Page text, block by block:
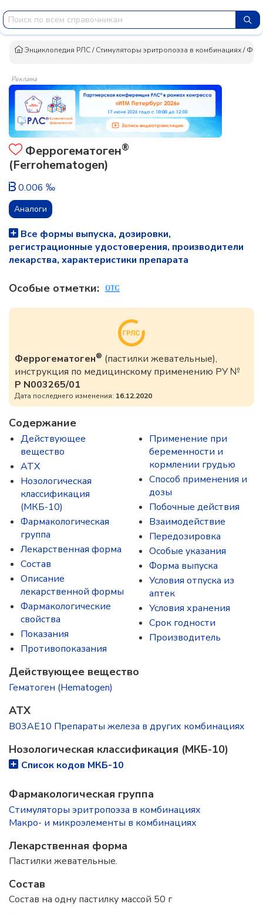
Энциклопедия РЛС/Стимуляторы эритропоэза в комбинациях/
Реклама
Феррогематоген®
(Ferrohematogen)
0.006 ‰
Аналоги
Все формы выпуска, дозировки,
регистрационные удостоверения, производители
лекарства, характеристики препарата
Особые отметки:
Феррогематоген® (пастилки жевательные),
инструкция по медицинскому применению РУ №
Р N003265/01
Дата последнего изменения: 16.12.2020
Содержание
Действующее
вещество
ATX
Нозологическая
классификация
(МКБ-10)
Фармакологическая
группа
Лекарственная форма
Состав
Описание
лекарственной формы
Фармакологические
свойства
Показания
Противопоказания
Применение при
беременности и
кормлении грудью
Способ применения и
дозы
Побочные действия
Взаимодействие
Передозировка
Особые указания
Форма выпуска
Условия отпуска из
аптек
Условия хранения
Срок годности
Производитель
Действующее вещество
Гематоген (Hematogen)
ATX
B03AE10 Препараты железа в других комбинациях
Нозологическая классификация (МКБ-10)
Список кодов МКБ-10
Фармакологическая группа
Стимуляторы эритропоэза в комбинациях
Макро- и микроэлементы в комбинациях
Лекарственная форма
Пастилки жевательные.
Состав
Состав на одну пастилку массой 50 г